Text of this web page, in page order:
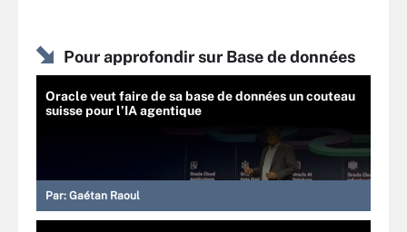
Pour approfondir sur Base de données
Oracle veut faire de sa base de données un couteau
suisse pour l’IA agentique
Par: Gaétan Raoul